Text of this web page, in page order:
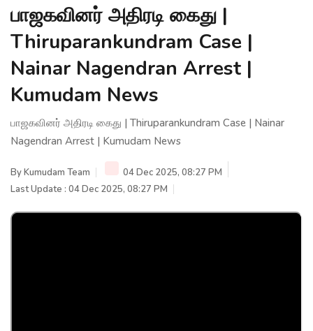
பாஜகவினர் அதிரடி கைது |
Thiruparankundram Case |
Nainar Nagendran Arrest |
Kumudam News
பாஜகவினர் அதிரடி கைது | Thiruparankundram Case | Nainar
Nagendran Arrest | Kumudam News
ByKumudam Team
04 Dec 2025, 08:27 PM
Last Update : 04 Dec 2025, 08:27 PM